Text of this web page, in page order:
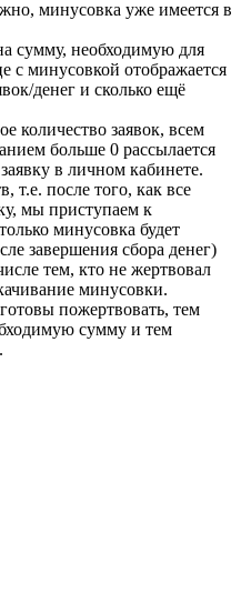
минусовка уже имеется в
сумму, необходимую для
с минусовкой отображается
денег и сколько ещё
количество заявок, всем
больше 0 рассылается
в личном кабинете.
т.е. после того, как все
мы приступаем к
минусовка будет
завершения сбора денег)
тем, кто не жертвовал
минусовки.
пожертвовать, тем
сумму и тем